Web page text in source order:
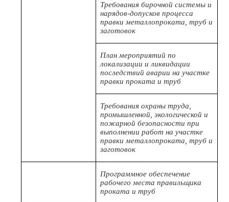
Требования бирочной системы и
нарядов-допусков процесса
правки металлопроката, труб и
заготовок
План мероприятий по
локализации и ликвидации
последствий аварии на участке
правки проката и труб
Требования охраны труда,
промышленной, экологической и
пожарной безопасности при
выполнении работ на участке
правки металлопроката, труб и
заготовок
Программное обеспечение
рабочего места правильщика
проката и труб